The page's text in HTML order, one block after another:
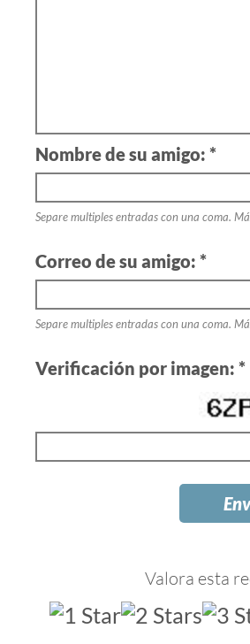
Nombre de su amigo: *
Separe multiples entradas con una coma.
Correo de su amigo: *
Separe multiples entradas con una coma.
Verificación por imagen: *
Valora esta